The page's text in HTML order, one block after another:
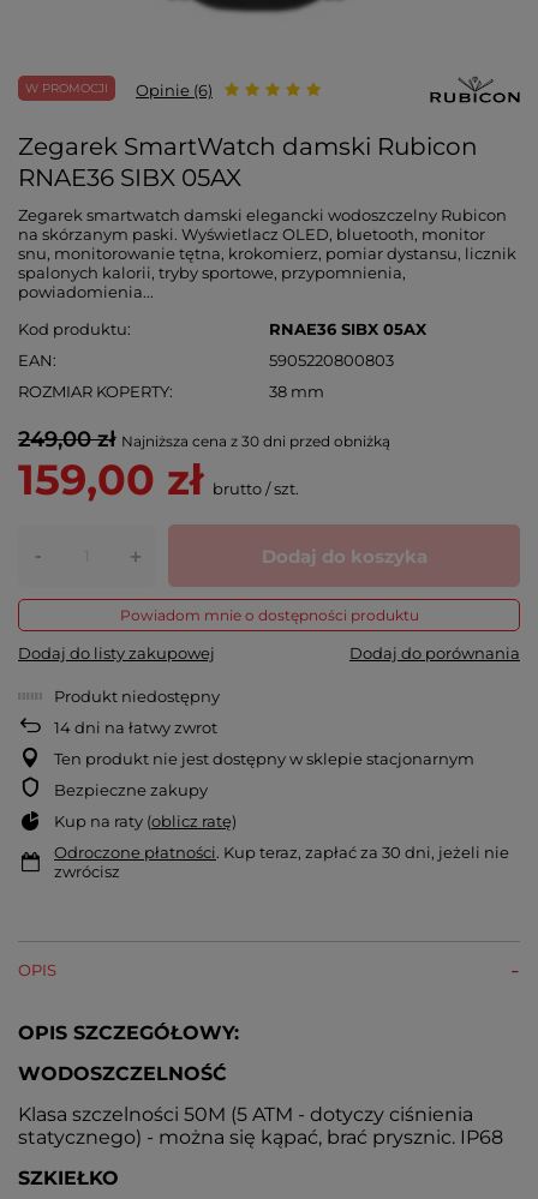
W PROMOCJI Opinie (6)
Zegarek SmartWatch damski Rubicon
RNAE36 SIBX 05AX
Zegarek smartwatch damski elegancki wodoszczelny Rubicon
na skórzanym paski. Wyświetlacz OLED, bluetooth, monitor
snu, monitorowanie tętna, krokomierz, pomiar dystansu, licznik
spalonych kalorii, tryby sportowe, przypomnienia,
powiadomienia...
Kod produktu
RNAE36 SIBX 05AX
EAN
5905220800803
ROZMIAR KOPERTY
38 mm
249,00 zł Najniższa cena z 30 dni przed obniżką
159,00 zł brutto/szt.
- + Dodaj do koszyka
Powiadom mnie o dostępności produktu
Dodaj do listy zakupowej Dodaj do porównania
Produkt niedostępny
14dni na łatwy zwrot
Ten produkt nie jest dostępny w sklepie stacjonarnym
Bezpieczne zakupy
Kup na raty (oblicz ratę)
Odroczone płatności. Kup teraz, zapłać za 30 dni, jeżeli nie
zwrócisz
OPIS
OPIS SZCZEGÓŁOWY:
WODOSZCZELNOŚĆ
Klasa szczelności 50M (5 ATM - dotyczy ciśnienia
statycznego) - można się kąpać, brać prysznic. IP68
SZKIEŁKO